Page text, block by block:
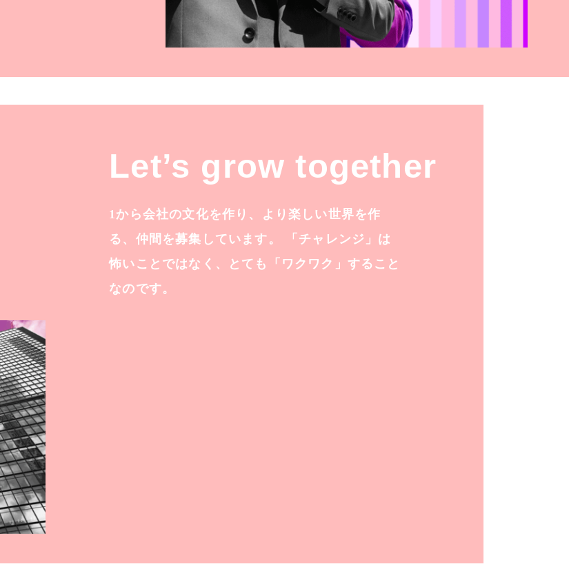
Let’s grow together
1から会社の文化を作り、より楽しい世界を作
る、仲間を募集しています。 「チャレンジ」は
怖いことではなく、とても「ワクワク」すること
なのです。